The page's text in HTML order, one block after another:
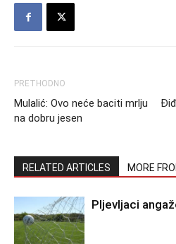
PRETHODNO
Mulalić: Ovo neće baciti mrlju
na dobru jesen
RELATED ARTICLES MORE
Pljevljaci